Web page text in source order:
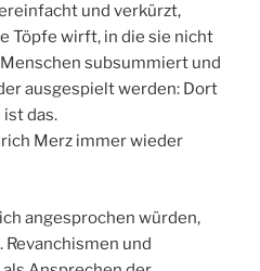
und verkürzt,
Töpfe wirft, in die sie nicht
subsummiert und
ausgespielt werden: Dort
ist das.
Merz immer wieder
angesprochen würden,
und